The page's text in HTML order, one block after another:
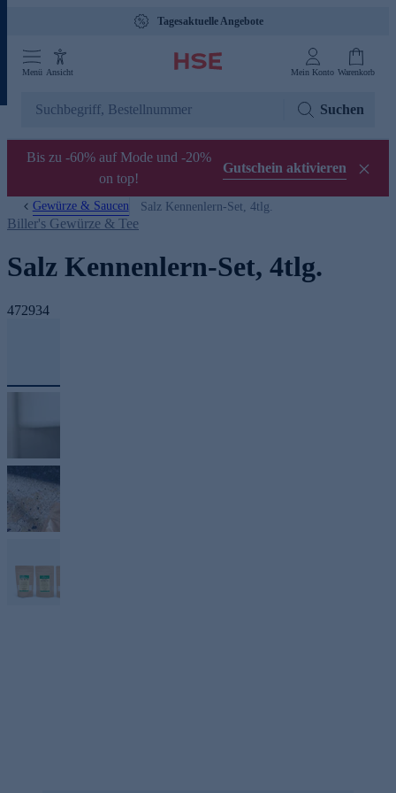
Tagesaktuelle Angebote
Menü Ansicht Mein Konto Warenkorb
Suchen
Bis zu -60% auf Mode und -20%
on top!
Gutschein aktivieren
Gewürze & Saucen Salz Kennenlern-Set, 4tlg.
Biller's Gewürze & Tee
Salz Kennenlern-Set, 4tlg.
472934